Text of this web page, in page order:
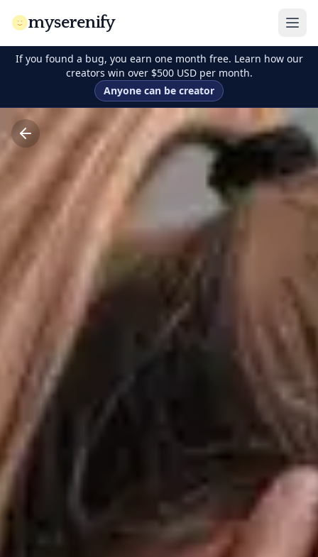
myserenify
If you found a bug, you earn one month free. Learn how our
creators win over $500 USD per month.
Anyone can be creator